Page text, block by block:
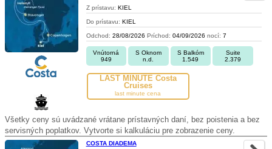
Z prístavu: KIEL
Do prístavu: KIEL
Odchod: 28/08/2026 Príchod: 04/09/2026 nocí: 7
Vnútorná
949
S Oknom
n.d.
S Balkóm
1.549
Suite
2.379
LAST MINUTE Costa
Cruises
last minute cena
Všetky ceny sú uvádzané vrátane prístavných daní, bez poistenia a bez
servisných poplatkov. Vytvorte si kalkuláciu pre zobrazenie ceny.
COSTA DIADEMA